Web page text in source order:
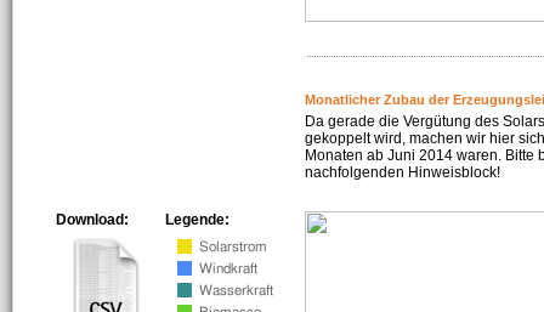
Monatlicher Zubau der
Da gerade die Vergütung des
gekoppelt wird, machen wir hier
Monaten ab Juni 2014 waren. Bitte
nachfolgenden Hinweisblock!
Legende:
Download: